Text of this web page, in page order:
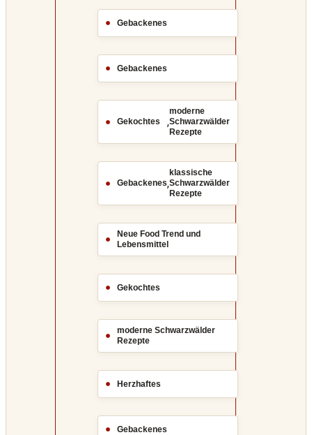
Gebackenes
Gebackenes
Gekochtes ,
moderne
Schwarzwälder
Rezepte
Gebackenes,
klassische
Schwarzwälder
Rezepte
Neue Food Trend und
Lebensmittel
Gekochtes
moderne Schwarzwälder
Rezepte
Herzhaftes
Gebackenes